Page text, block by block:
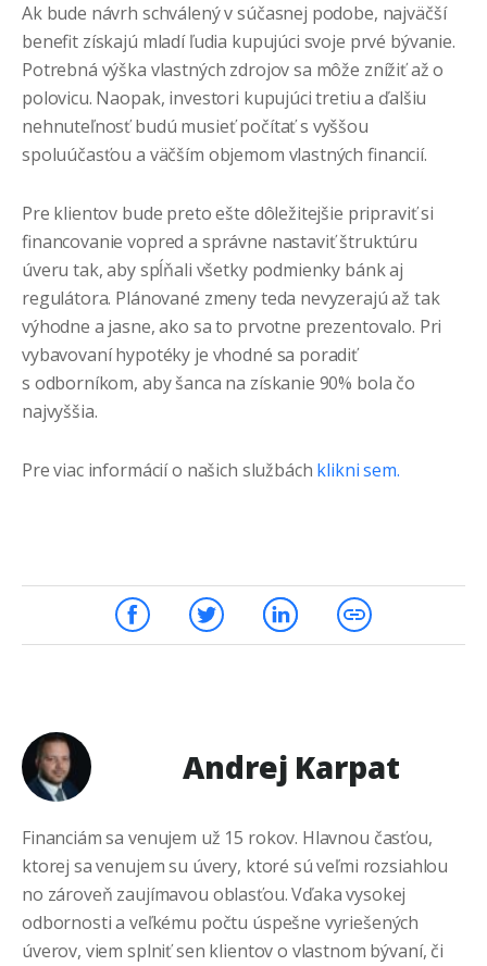
Ak bude návrh schválený v súčasnej podobe, najväčší
benefit získajú mladí ľudia kupujúci svoje prvé bývanie.
Potrebná výška vlastných zdrojov sa môže znížiť až o
polovicu. Naopak, investori kupujúci tretiu a ďalšiu
nehnuteľnosť budú musieť počítať s vyššou
spoluúčasťou a väčším objemom vlastných financií.
Pre klientov bude preto ešte dôležitejšie pripraviť si
financovanie vopred a správne nastaviť štruktúru
úveru tak, aby spĺňali všetky podmienky bánk aj
regulátora. Plánované zmeny teda nevyzerajú až tak
výhodne a jasne, ako sa to prvotne prezentovalo. Pri
vybavovaní hypotéky je vhodné sa poradiť
s odborníkom, aby šanca na získanie 90% bola čo
najvyššia.
Pre viac informácií o našich službách klikni sem.
Andrej Karpat
Financiám sa venujem už 15 rokov. Hlavnou časťou,
ktorej sa venujem su úvery, ktoré sú veľmi rozsiahlou
no zároveň zaujímavou oblasťou. Vďaka vysokej
odbornosti a veľkému počtu úspešne vyriešených
úverov, viem splniť sen klientov o vlastnom bývaní, či